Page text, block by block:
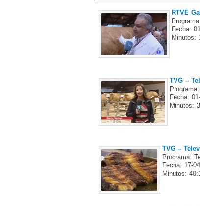
RTVE
Fecha:
Minutos:
TVG –
Fecha:
Minutos:
TVG –
Programa:
Fecha: 17-
Minutos: